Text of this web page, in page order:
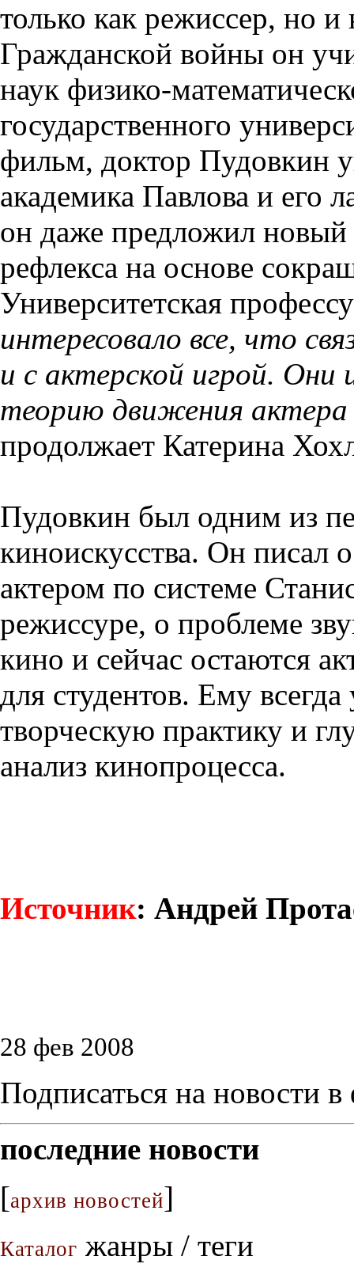
только как режиссер, но
Гражданской войны он
наук физико-
государственного
фильм, доктор Пудовкин
академика Павлова и его
он даже предложил новый
рефлекса на основе
Университетская
интересовало все, что
и с актерской игрой. Они
теорию движения
продолжает Катерина
Пудовкин был одним из
киноискусства. Он писал
актером по системе
режиссуре, о проблеме
кино и сейчас остаются
для студентов. Ему
творческую практику и
анализ кинопроцесса.
Источник: Андрей
28 фев 2008
Подписаться на новости
последние новости
[архив новостей]
Каталог жанры / теги